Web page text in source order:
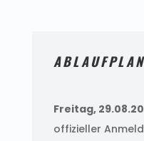
ABLAUFPLAN
Freitag,
offizieller